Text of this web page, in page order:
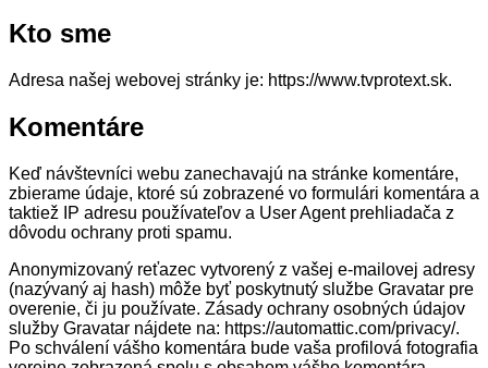
Kto sme
Adresa našej webovej stránky je: https://www.tvprotext.sk.
Komentáre
Keď návštevníci webu zanechavajú na stránke komentáre,
zbierame údaje, ktoré sú zobrazené vo formulári komentára a
taktiež IP adresu používateľov a User Agent prehliadača z
dôvodu ochrany proti spamu.
Anonymizovaný reťazec vytvorený z vašej e-mailovej adresy
(nazývaný aj hash) môže byť poskytnutý službe Gravatar pre
overenie, či ju používate. Zásady ochrany osobných údajov
služby Gravatar nájdete na: https://automattic.com/privacy/.
Po schválení vášho komentára bude vaša profilová fotografia